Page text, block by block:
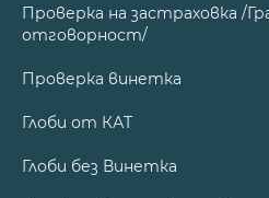
Проверка на застраховка /
отговорност/
Проверка винетка
Глоби от КАТ
Глоби без Винетка